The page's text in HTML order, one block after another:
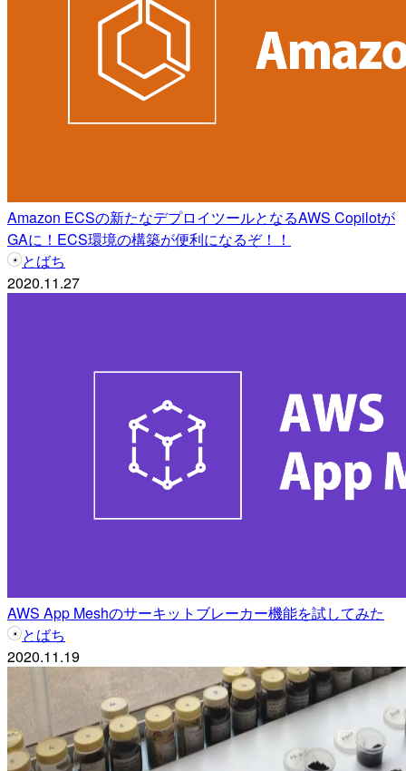
Amazon ECSの新たなデプロイツールとなるAWS Copilotが
GAに！ECS環境の構築が便利になるぞ！！
とばち
2020.11.27
AWS App Meshのサーキットブレーカー機能を試してみた
とばち
2020.11.19